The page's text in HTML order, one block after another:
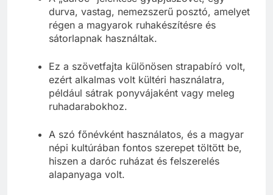
durva, vastag, nemezszerű posztó, amelyet
régen a magyarok ruhakészítésre és
sátorlapnak használtak.
Ez a szövetfajta különösen strapabíró volt,
ezért alkalmas volt kültéri használatra,
például sátrak ponyvájaként vagy meleg
ruhadarabokhoz.
A szó főnévként használatos, és a magyar
népi kultúrában fontos szerepet töltött be,
hiszen a daróc ruházat és felszerelés
alapanyaga volt.